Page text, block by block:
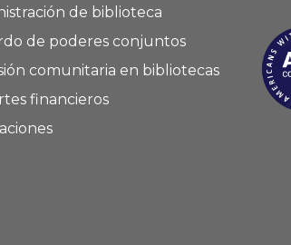
de biblioteca
de poderes conjuntos
comunitaria en bibliotecas
financieros